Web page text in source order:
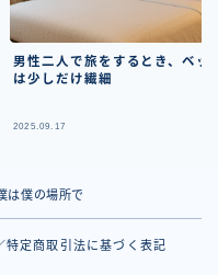
男性二人で旅をするとき、ベッ
は少しだけ繊細
2025.09.17
は僕の場所で
特定商取引法に基づく表記